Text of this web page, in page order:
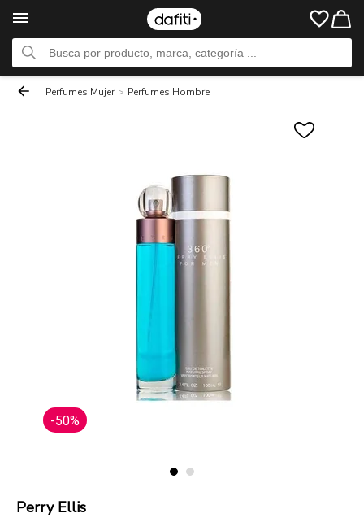
Perfumes Mujer > Perfumes Hombre
-50%
Perry Ellis